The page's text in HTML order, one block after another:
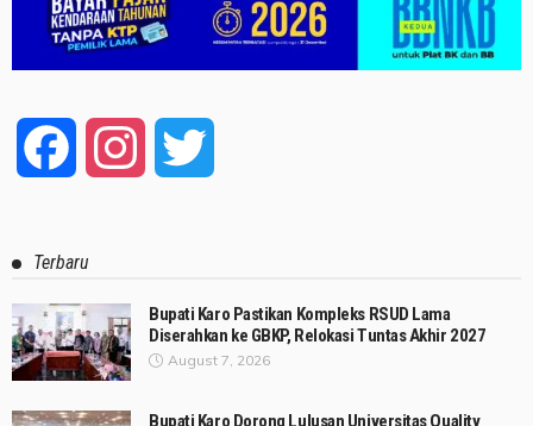
Facebook Instagram
Terbaru
Bupati Karo Pastikan Kompleks RSUD Lama
Diserahkan ke GBKP, Relokasi Tuntas Akhir 2027
August 7, 2026
Bupati Karo Dorong Lulusan Universitas Quality